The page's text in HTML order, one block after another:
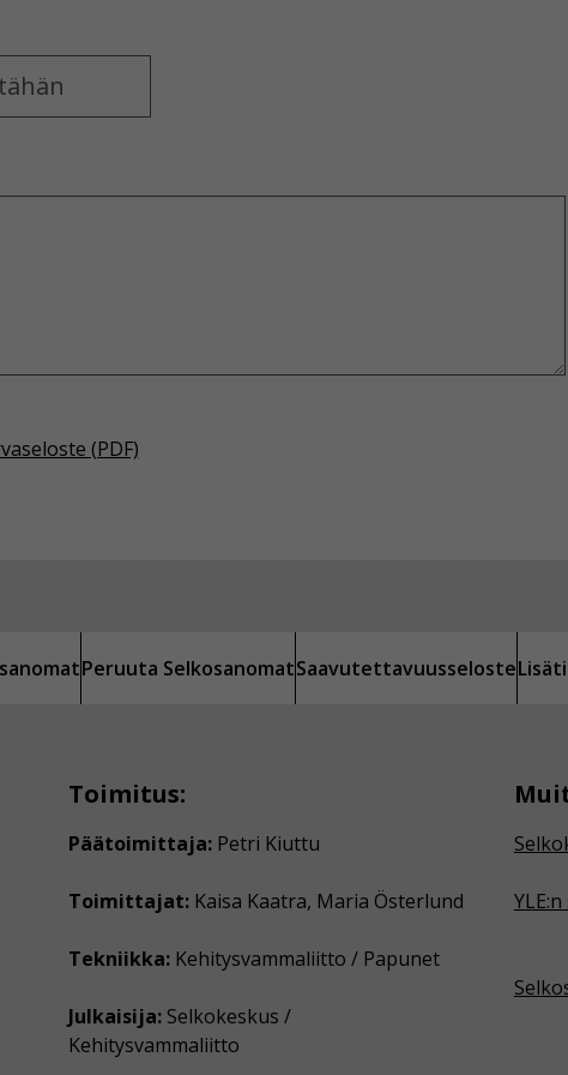
(PDF)
Peruuta SelkosanomatSaavutettavuusseloste
Toimitus:
Päätoimittaja: Petri Kiuttu
Toimittajat: Kaisa Kaatra, Maria Österlund
Tekniikka: Kehitysvammaliitto / Papunet
Julkaisija: Selkokeskus /
Kehitysvammaliitto